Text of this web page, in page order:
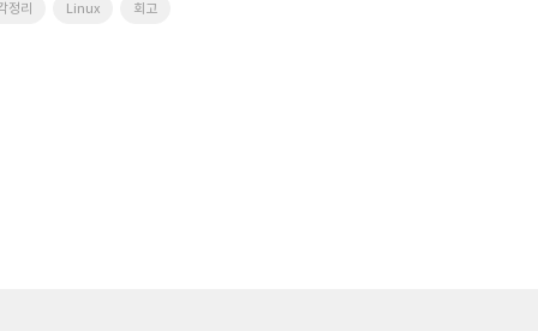
정리 Linux 회고